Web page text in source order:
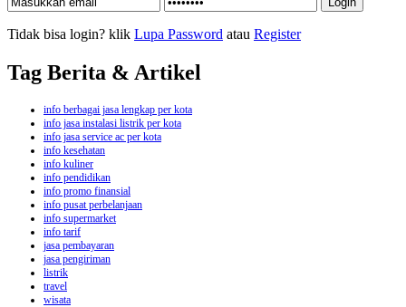
Tidak bisa login? klik Lupa Password atau Register
Tag Berita & Artikel
info berbagai jasa lengkap per kota
info jasa instalasi listrik per kota
info jasa service ac per kota
info kesehatan
info kuliner
info pendidikan
info promo finansial
info pusat perbelanjaan
info supermarket
info tarif
jasa pembayaran
jasa pengiriman
listrik
travel
wisata